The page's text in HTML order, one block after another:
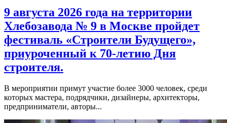
9 августа 2026 года на территории
Хлебозавода № 9 в Москве пройдет
фестиваль «Строители Будущего»,
приуроченный к 70-летию Дня
строителя.
В мероприятии примут участие более 3000 человек, среди
которых мастера, подрядчики, дизайнеры, архитекторы,
предприниматели, авторы...